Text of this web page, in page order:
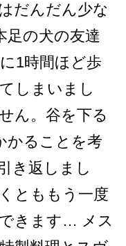
だんだん少な
足の犬の友達
1­時間ほど歩
しまいまし
ん。谷を下る
かることを考
き返­しまし
とももう一度
きます… メス